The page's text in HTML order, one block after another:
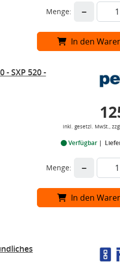
Menge: −
In den
- SXP 520 -
inkl. gesetzl. MwSt.,
Verfügbar
Menge: −
In den